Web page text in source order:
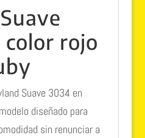
rojo
Suave 3034 en
diseñado para
sin renunciar a